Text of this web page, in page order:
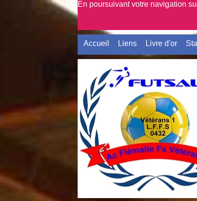
En poursuivant votre navigation
Accueil Liens Livre d'or